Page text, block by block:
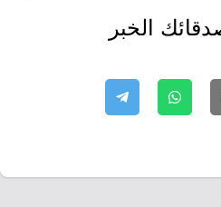
الخبر